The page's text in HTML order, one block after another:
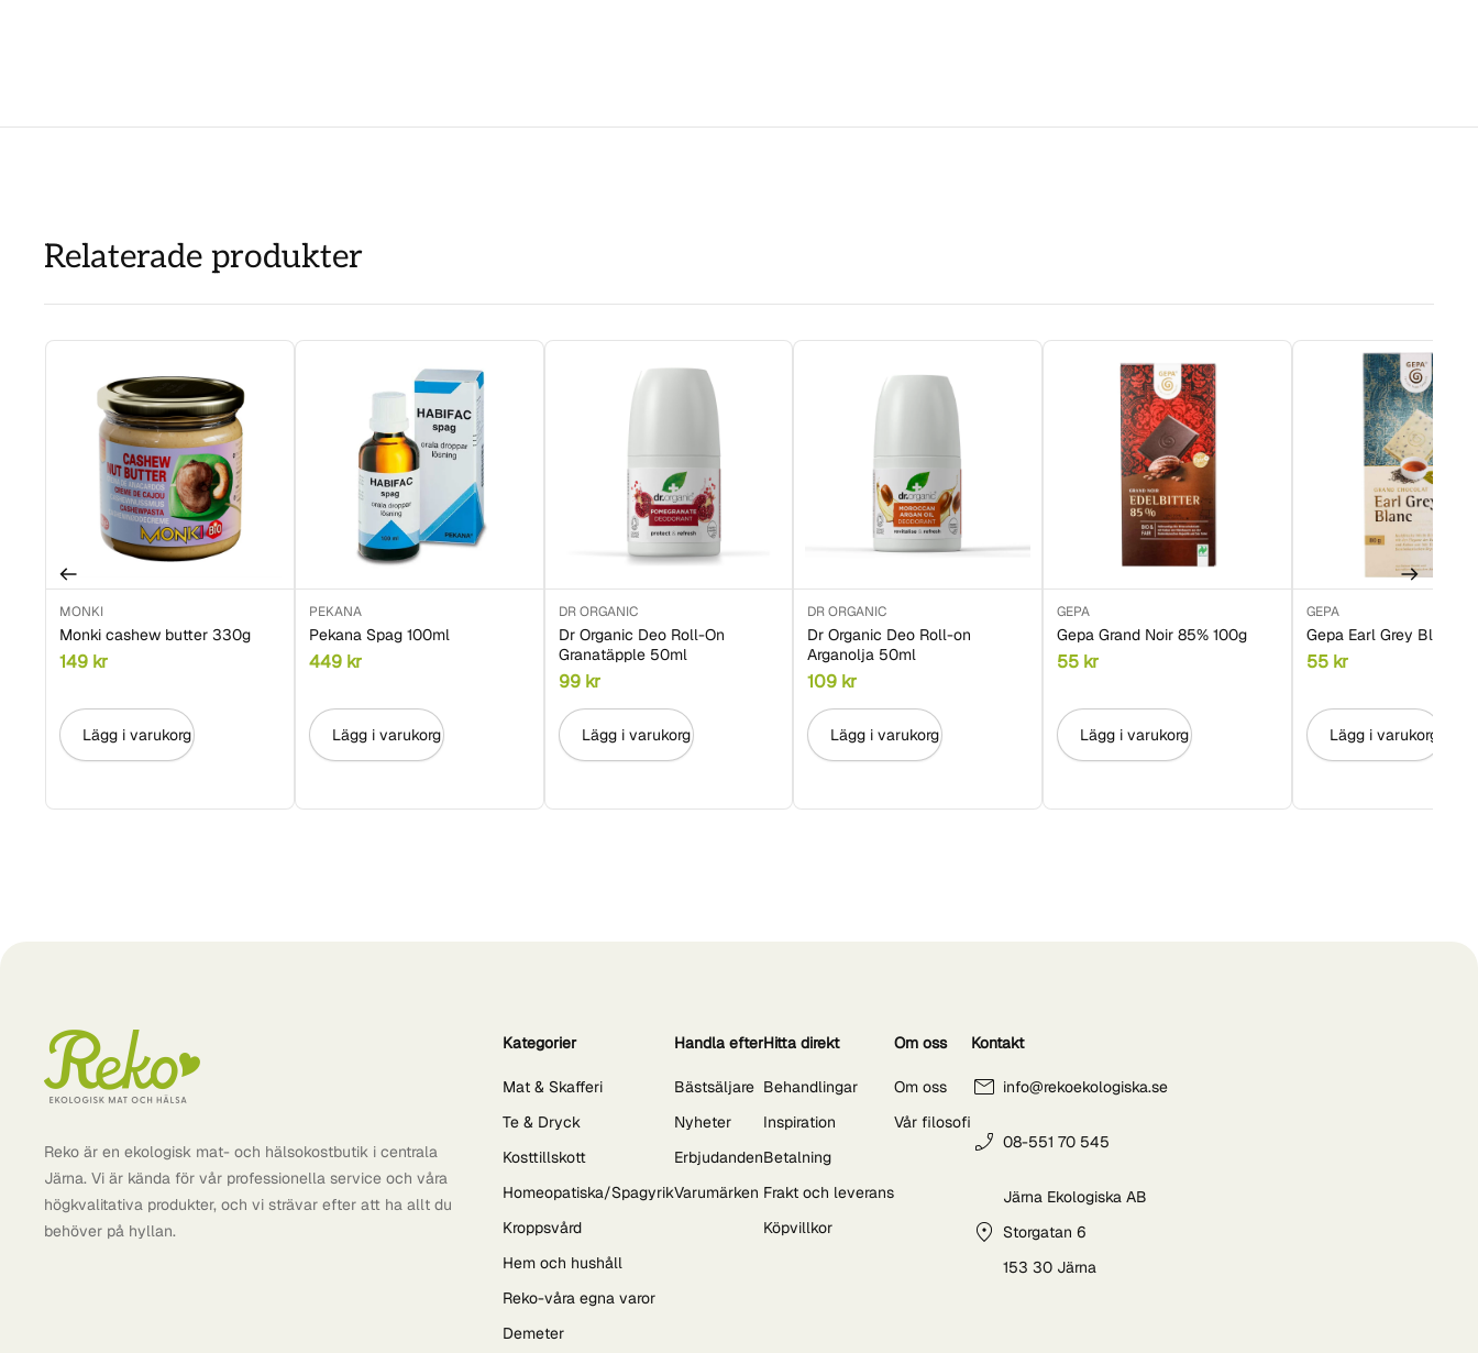
Relaterade produkter
MONKI
Monki cashew butter 330g
149 kr
Lägg i varukorg
PEKANA
Pekana Spag 100ml
449 kr
Lägg i varukorg
DR ORGANIC
Dr Organic Deo Roll-On
Granatäpple 50ml
99 kr
Lägg i varukorg
DR ORGANIC
Dr Organic Deo Roll-on
Arganolja 50ml
109 kr
Lägg i varukorg
GEPA
Gepa Grand Noir 85% 100g
55 kr
Lägg i varukorg
GEPA
Gepa Earl Grey Blanc
55 kr
Lägg i varukorg
Reko är en ekologisk mat- och hälsokostbutik i centrala
Järna. Vi är kända för vår professionella service och våra
högkvalitativa produkter, och vi strävar efter att ha allt du
behöver på hyllan.
Kategorier
Mat & Skafferi
Te & Dryck
Kosttillskott
Homeopatiska/Spagyrik
Kroppsvård
Hem och hushåll
Reko-våra egna varor
Demeter
Handla efter
Bästsäljare
Nyheter
Erbjudanden
Varumärken
Hitta direkt
Behandlingar
Inspiration
Betalning
Frakt och leverans
Köpvillkor
Om oss
Om oss
Vår filosofi
Kontakt
info@rekoekologiska.se
08-551 70 545
Järna Ekologiska AB
Storgatan 6
153 30 Järna